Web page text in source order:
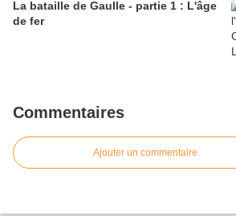
La bataille de Gaulle - partie 1 : L'âge
de fer
Commentaires
Ajouter un commentaire